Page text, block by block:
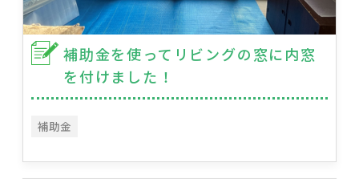
補助金を使ってリビングの窓に内窓
を付けました！
補助金